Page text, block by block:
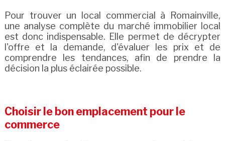
Pour trouver un local commercial à Romainville,
une analyse complète du marché immobilier local
est donc indispensable. Elle permet de décrypter
l'offre et la demande, d'évaluer les prix et de
comprendre les tendances, afin de prendre la
décision la plus éclairée possible.
Choisir le bon emplacement pour le
commerce